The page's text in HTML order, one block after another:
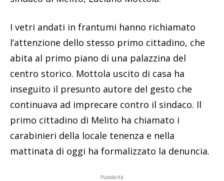
I vetri andati in frantumi hanno richiamato
l’attenzione dello stesso primo cittadino, che
abita al primo piano di una palazzina del
centro storico. Mottola uscito di casa ha
inseguito il presunto autore del gesto che
continuava ad imprecare contro il sindaco. Il
primo cittadino di Melito ha chiamato i
carabinieri della locale tenenza e nella
mattinata di oggi ha formalizzato la denuncia.
Pubblicità